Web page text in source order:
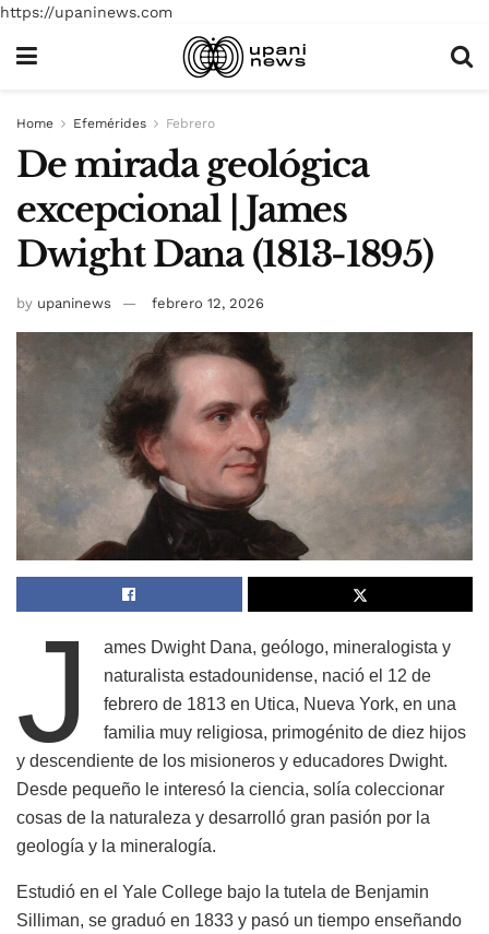
https://upaninews.com
Home Efemérides Febrero
De mirada geológica
excepcional | James
Dwight Dana (1813-1895)
by upaninews febrero 12, 2026
J
ames Dwight Dana, geólogo, mineralogista y
naturalista estadounidense, nació el 12 de
febrero de 1813 en Utica, Nueva York, en una
familia muy religiosa, primogénito de diez hijos
y descendiente de los misioneros y educadores Dwight.
Desde pequeño le interesó la ciencia, solía coleccionar
cosas de la naturaleza y desarrolló gran pasión por la
geología y la mineralogía.
Estudió en el Yale College bajo la tutela de Benjamin
Silliman, se graduó en 1833 y pasó un tiempo enseñando